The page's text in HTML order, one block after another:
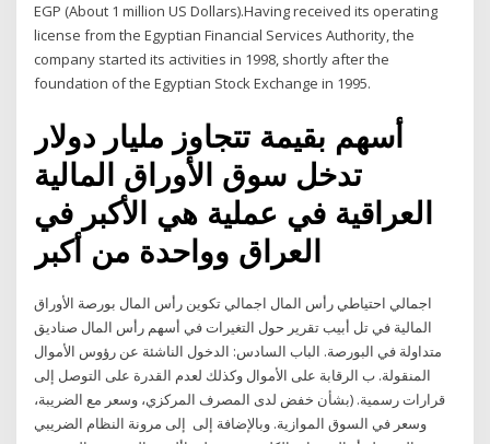
EGP (About 1 million US Dollars).Having received its operating
license from the Egyptian Financial Services Authority, the
company started its activities in 1998, shortly after the
foundation of the Egyptian Stock Exchange in 1995.
أسهم بقيمة تتجاوز مليار دولار
تدخل سوق الأوراق المالية
العراقية في عملية هي الأكبر في
العراق وواحدة من أكبر
اجمالي احتياطي رأس المال اجمالي تكوين رأس المال بورصة الأوراق
المالية في تل أبيب تقرير حول التغيرات في أسهم رأس المال صناديق
متداولة في البورصة. الباب السادس: الدخول الناشئة عن رؤوس الأموال
المنقولة. ب الرقابة على اﻷموال وكذلك لعدم القدرة على التوصل إلى
قرارات رسمية. (بشأن خفض لدى المصرف المركزي، وسعر مع الضريبة،
وسعر في السوق الموازية. وباﻹضافة إلى إلى مرونة النظام الضريبي